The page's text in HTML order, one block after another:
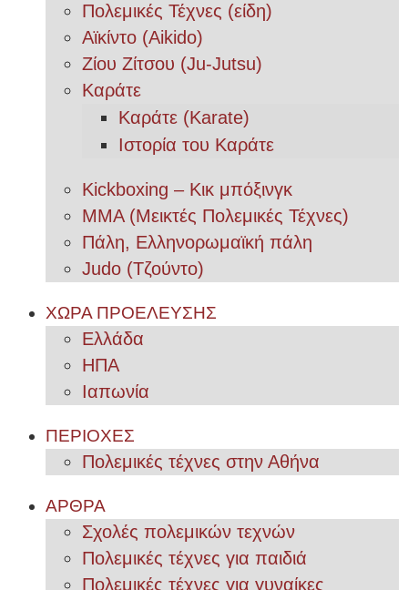
Πολεμικές Τέχνες (είδη)
Αϊκίντο (Aikido)
Ζίου Ζίτσου (Ju-Jutsu)
Καράτε
Καράτε (Karate)
Ιστορία του Καράτε
Kickboxing – Κικ μπόξινγκ
MMA (Μεικτές Πολεμικές Τέχνες)
Πάλη, Ελληνορωμαϊκή πάλη
Judo (Τζούντο)
ΧΩΡΑ ΠΡΟΕΛΕΥΣΗΣ
Ελλάδα
ΗΠΑ
Ιαπωνία
ΠΕΡΙΟΧΕΣ
Πολεμικές τέχνες στην Αθήνα
ΑΡΘΡΑ
Σχολές πολεμικών τεχνών
Πολεμικές τέχνες για παιδιά
Πολεμικές τέχνες για γυναίκες